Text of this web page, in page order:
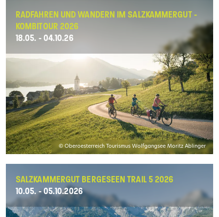
RADFAHREN UND WANDERN IM SALZKAMMERGUT -
KOMBITOUR 2026
18.05. - 04.10.26
© Oberoesterreich Tourismus Wolfgangsee Moritz Ablinger
SALZKAMMERGUT BERGESEEN TRAIL 5 2026
10.05. - 05.10.2026